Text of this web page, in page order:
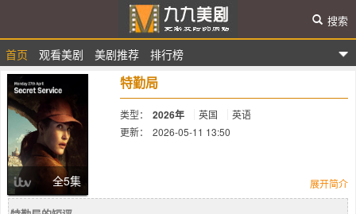
九九美剧
首页 观看美剧 美剧推荐 排行榜
搜索
全5集
特勤局
类型： 2026年 英国
英语
更新：
2026-05-11 13:50
展开简介